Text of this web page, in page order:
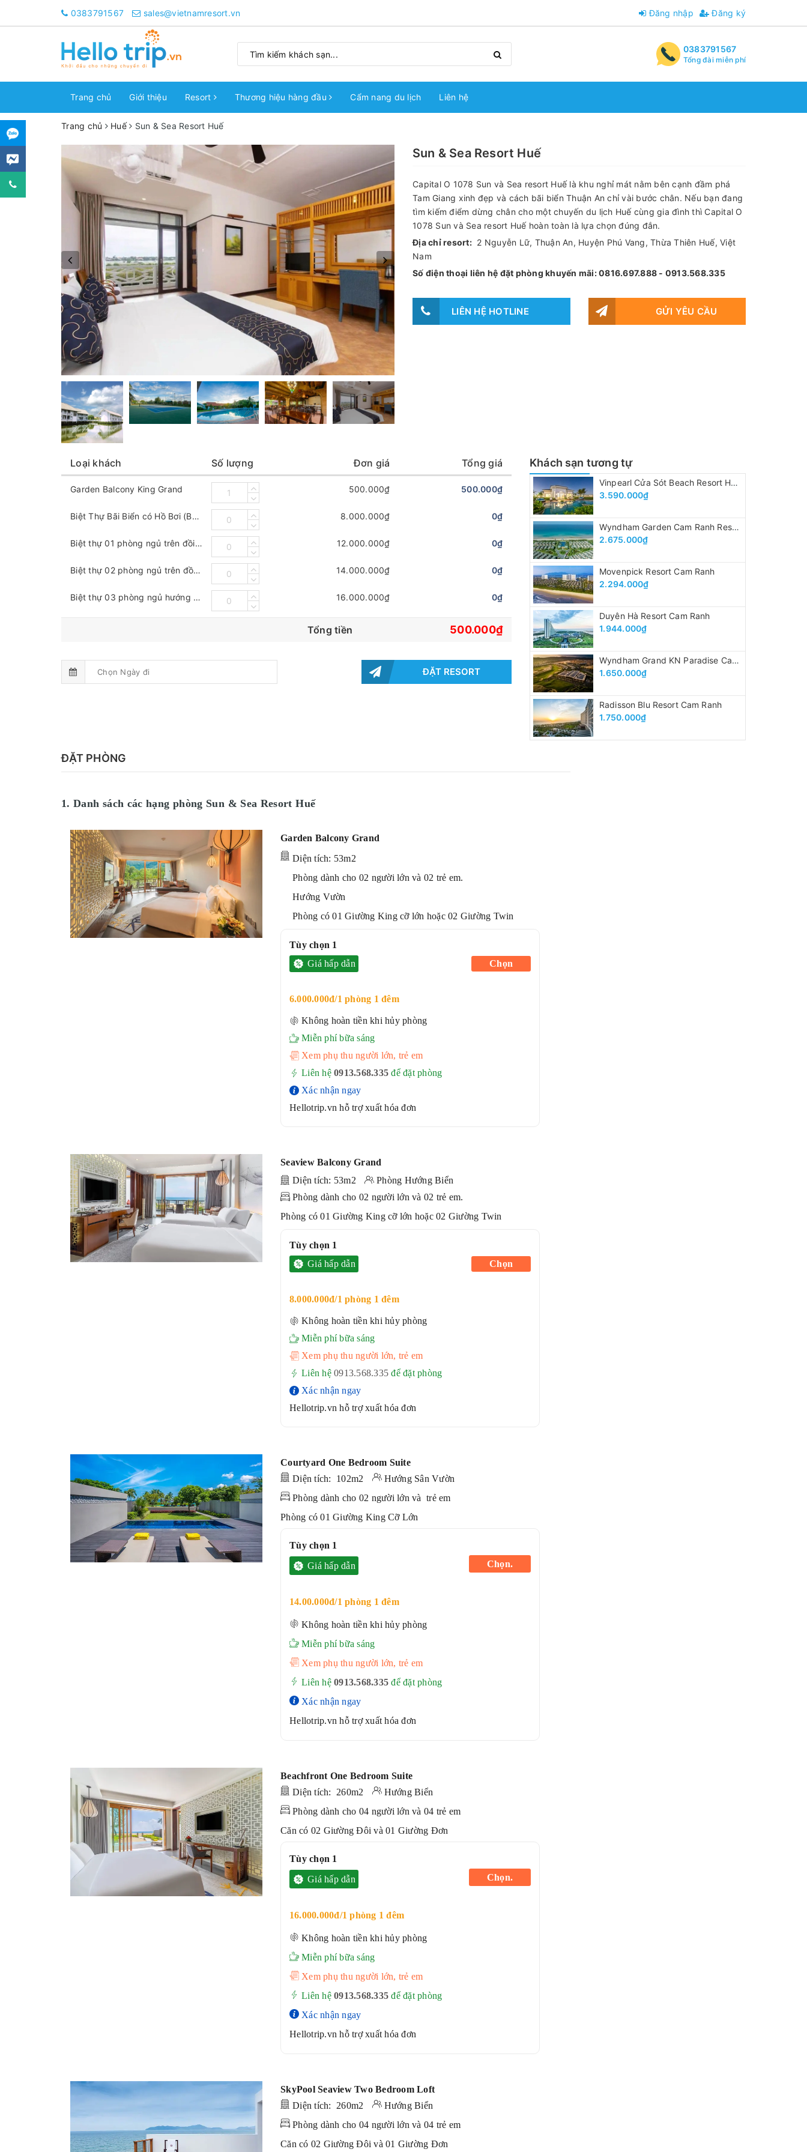
0383791567 sales@vietnamresort.vn Đăng nhập Đăng ký
0383791567
Tổng đài miễn phí
Trang chủ Giới thiệu Resort Thương hiệu hàng đầu Cẩm nang du lịch Liên hệ
Trang chủ Huế Sun & Sea Resort Huế
Sun & Sea Resort Huế
Capital O 1078 Sun và Sea resort Huế là khu nghỉ mát nằm bên cạnh đầm phá
Tam Giang xinh đẹp và cách bãi biển Thuận An chỉ vài bước chân. Nếu bạn đang
tìm kiếm điểm dừng chân cho một chuyến du lịch Huế cùng gia đình thì Capital O
1078 Sun và Sea resort Huế hoàn toàn là lựa chọn đúng đắn.
Địa chỉ resort:2 Nguyễn Lữ, Thuận An, Huyện Phú Vang, Thừa Thiên Huế, Việt
Nam
Số điện thoại liên hệ đặt phòng khuyến mãi: 0816.697.888 - 0913.568.335
LIÊN HỆ HOTLINE GỬI YÊU CẦU
Loại khách Số lượng Đơn giá Tổng giá
Garden Balcony King Grand 500.000₫ 500.000₫
Biệt Thự Bãi Biển có Hồ Bơi (Beach Pool Villa) 8.000.000₫ 0₫
Biệt thự 01 phòng ngủ trên đồi hướng biển có hồ bơi riêng (One Bedroom Seaview Hill Pool Villa) 12.000.000₫ 0₫
Biệt thự 02 phòng ngủ trên đồi hướng biển có hồ bơi riêng (Two Bedroom Seaview Hill Pool Villa) 14.000.000₫ 0₫
Biệt thự 03 phòng ngủ hướng đại dương có hồ bơi riêng (Three Bedroom Oceanview Pool Villa) 16.000.000₫ 0₫
Tổng tiền 500.000₫
ĐẶT RESORT
Khách sạn tương tự
Vinpearl Cửa Sót Beach Resort Hà Tĩnh
3.590.000₫
Wyndham Garden Cam Ranh Resort
2.675.000₫
Movenpick Resort Cam Ranh
2.294.000₫
Duyên Hà Resort Cam Ranh
1.944.000₫
Wyndham Grand KN Paradise Cam Ranh
1.650.000₫
Radisson Blu Resort Cam Ranh
1.750.000₫
ĐẶT PHÒNG
1. Danh sách các hạng phòng Sun & Sea Resort Huế
Garden Balcony Grand
Diện tích: 53m2
Phòng dành cho 02 người lớn và 02 trẻ em.
Hướng Vườn
Phòng có 01 Giường King cỡ lớn hoặc 02 Giường Twin
Tùy chọn 1
Giá hấp dẫn
6.000.000đ/1 phòng 1 đêm
Không hoàn tiền khi hủy phòng
Miễn phí bữa sáng
Xem phụ thu người lớn, trẻ em
Liên hệ 0913.568.335 để đặt phòng
Xác nhận ngay
Hellotrip.vn hỗ trợ xuất hóa đơn
Chọn
Seaview Balcony Grand
Diện tích: 53m2
Phòng Hướng Biển
Phòng dành cho 02 người lớn và 02 trẻ em.
Phòng có 01 Giường King cỡ lớn hoặc 02 Giường Twin
Tùy chọn 1
Giá hấp dẫn
8.000.000đ/1 phòng 1 đêm
Không hoàn tiền khi hủy phòng
Miễn phí bữa sáng
Xem phụ thu người lớn, trẻ em
Liên hệ 0913.568.335 để đặt phòng
Xác nhận ngay
Hellotrip.vn hỗ trợ xuất hóa đơn
Chọn
Courtyard One Bedroom Suite
Diện tích: 102m2
Hướng Sân Vườn
Phòng dành cho 02 người lớn và trẻ em
Phòng có 01 Giường King Cỡ Lớn
Tùy chọn 1
Giá hấp dẫn
14.00.000đ/1 phòng 1 đêm
Không hoàn tiền khi hủy phòng
Miễn phí bữa sáng
Xem phụ thu người lớn, trẻ em
Liên hệ 0913.568.335 để đặt phòng
Xác nhận ngay
Hellotrip.vn hỗ trợ xuất hóa đơn
Chọn.
Beachfront One Bedroom Suite
Diện tích: 260m2
Hướng Biển
Phòng dành cho 04 người lớn và 04 trẻ em
Căn có 02 Giường Đôi và 01 Giường Đơn
Tùy chọn 1
Giá hấp dẫn
16.000.000đ/1 phòng 1 đêm
Không hoàn tiền khi hủy phòng
Miễn phí bữa sáng
Xem phụ thu người lớn, trẻ em
Liên hệ 0913.568.335 để đặt phòng
Xác nhận ngay
Hellotrip.vn hỗ trợ xuất hóa đơn
Chọn.
SkyPool Seaview Two Bedroom Loft
Diện tích: 260m2
Hướng Biển
Phòng dành cho 04 người lớn và 04 trẻ em
Căn có 02 Giường Đôi và 01 Giường Đơn